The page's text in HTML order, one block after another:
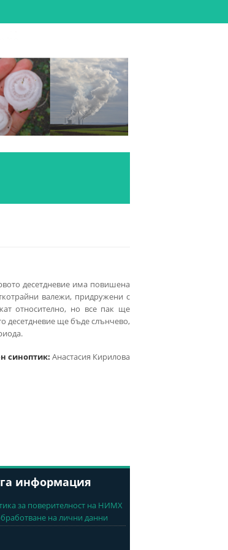
десетдневие има повишена
валежи, придружени с
относително, но все пак ще
десетдневие ще бъде слънчево,
синоптик: Анастасия Кирилова
информация
за поверителност на НИМХ
на лични данни